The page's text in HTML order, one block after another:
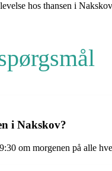
hos thansen i
i Nakskov?
om morgenen på alle